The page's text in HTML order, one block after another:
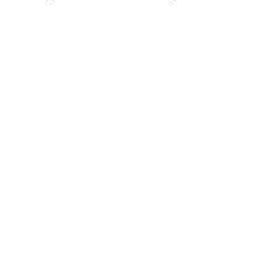
taşıyan bir hareket
Dün